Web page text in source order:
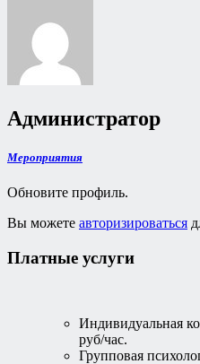
Администратор
Мероприятия
Обновите профиль.
Вы можете авторизироваться
Платные услуги
Индивидуальная
руб/час.
Групповая